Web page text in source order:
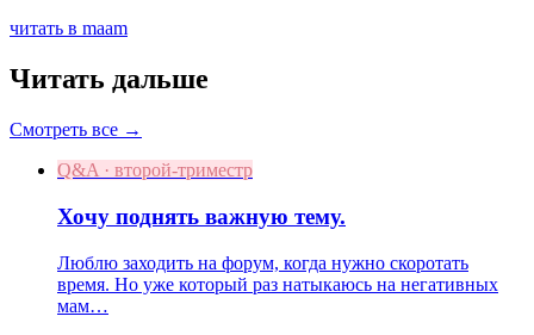
читать в maam
Читать дальше
Смотреть все →
Q&A · второй-триместр
Хочу поднять важную тему.
Люблю заходить на форум, когда нужно скоротать
время. Но уже который раз натыкаюсь на негативных
мам…